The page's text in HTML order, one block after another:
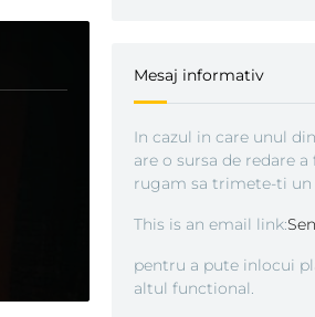
Mesaj informativ
In cazul in care unul
are o sursa de redare
rugam sa trimete-ti un
This is an email link:
pentru a pute inlocui
altul functional.